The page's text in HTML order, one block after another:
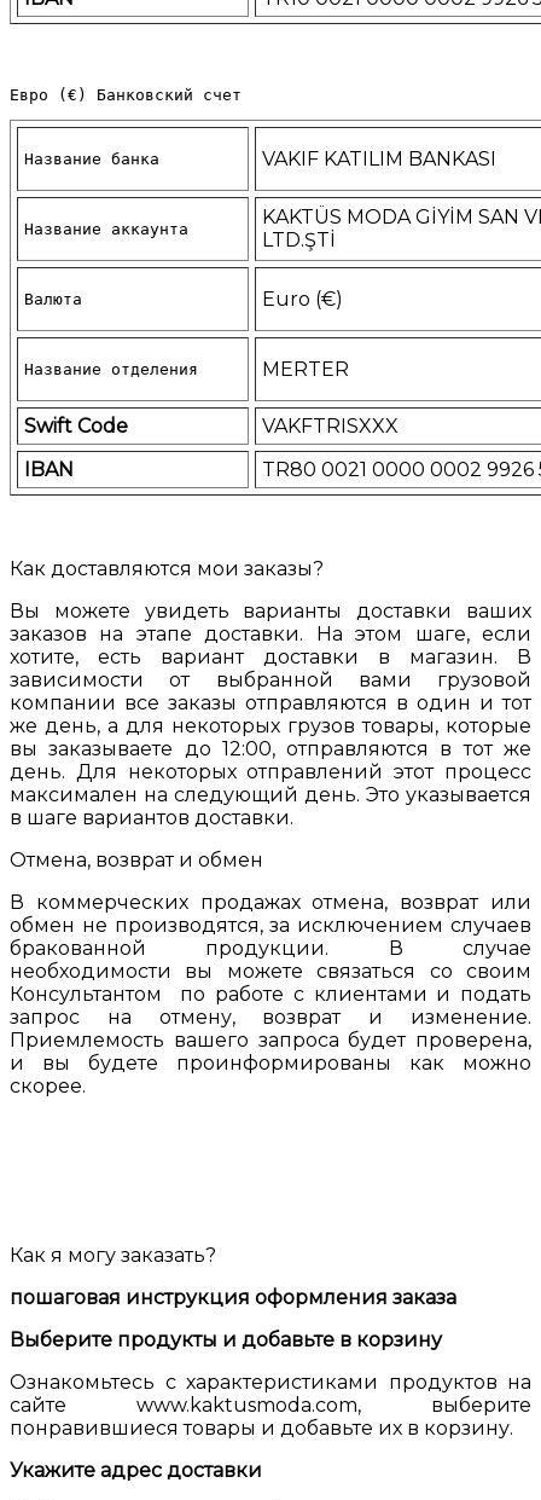
Евро (€) Банковский счет
Название банка VAKIF KATILIM BANKASI
Название аккаунта
KAKTÜS MODA GİYİM SAN
LTD.ŞTİ
Валюта Euro (€)
Название отделения MERTER
Swift Code
VAKFTRISXXX
IBAN
TR80 0021 0000 0002 9926
Как доставляются мои заказы?
Вы можете увидеть варианты доставки ваших
заказов на этапе доставки. На этом шаге, если
хотите, есть вариант доставки в магазин. В
зависимости от выбранной вами грузовой
компании все заказы отправляются в один и тот
же день, а для некоторых грузов товары, которые
вы заказываете до 12:00, отправляются в тот же
день. Для некоторых отправлений этот процесс
максимален на следующий день. Это указывается
в шаге вариантов доставки.
Отмена, возврат и обмен
В коммерческих продажах отмена, возврат или
обмен не производятся, за исключением случаев
бракованной продукции. В случае
необходимости вы можете связаться со своим
Консультантом по работе с клиентами и подать
запрос на отмену, возврат и изменение.
Приемлемость вашего запроса будет проверена,
и вы будете проинформированы как можно
скорее.
Как я могу заказать?
пошаговая инструкция оформления заказа
Выберите продукты и добавьте в корзину
Ознакомьтесь с характеристиками продуктов на
сайте www.kaktusmoda.com, выберите
понравившиеся товары и добавьте их в корзину.
Укажите адрес доставки